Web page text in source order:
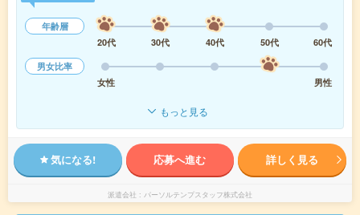
年齢層
20代
30代 40代 50代
60代
男女比率
女性
男性
もっと見る
気になる! 応募へ進む 詳しく見る
派遣会社 パーソルテンプスタッフ株式会社